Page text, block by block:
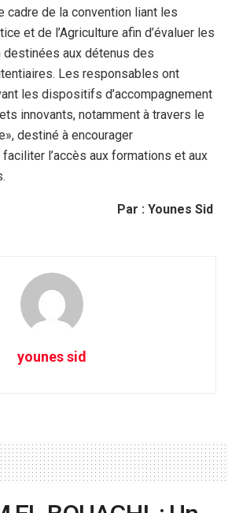
cadre de la convention liant les
et de l’Agriculture afin d’évaluer les
aux détenus des
Les responsables ont
les dispositifs d’accompagnement
innovants, notamment à travers le
destiné à encourager
faciliter l’accès aux formations et aux
Par : Younes Sid
younes sid